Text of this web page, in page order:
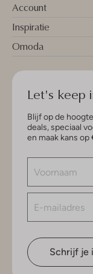
Account
Inspiratie
Omoda
Let's keep
Blijf op de
deals, speciaal
en maak kans
Schrijf je